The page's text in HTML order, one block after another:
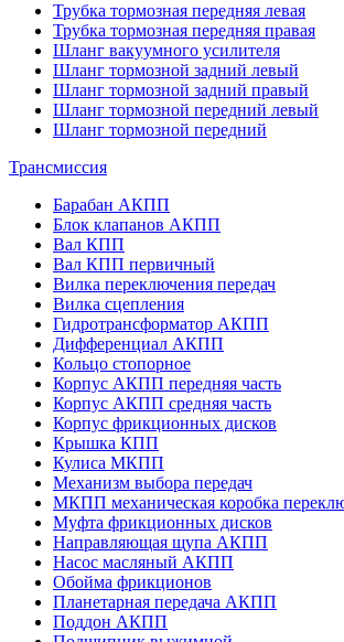
Трубка тормозная передняя левая
Трубка тормозная передняя правая
Шланг вакуумного усилителя
Шланг тормозной задний левый
Шланг тормозной задний правый
Шланг тормозной передний левый
Шланг тормозной передний
Трансмиссия
Барабан АКПП
Блок клапанов АКПП
Вал КПП
Вал КПП первичный
Вилка переключения передач
Вилка сцепления
Гидротрансформатор АКПП
Дифференциал АКПП
Кольцо стопорное
Корпус АКПП передняя часть
Корпус АКПП средняя часть
Корпус фрикционных дисков
Крышка КПП
Кулиса МКПП
Механизм выбора передач
МКПП механическая коробка
Муфта фрикционных дисков
Направляющая щупа АКПП
Насос масляный АКПП
Обойма фрикционов
Планетарная передача АКПП
Поддон АКПП